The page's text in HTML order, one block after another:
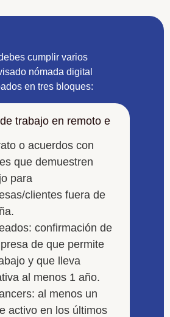
cumplir varios
nómada digital
en tres bloques:
trabajo en remoto e
o acuerdos con
que demuestren
para
clientes fuera de
confirmación de
de que permite
y que lleva
al menos 1 año.
al menos un
activo en los últimos